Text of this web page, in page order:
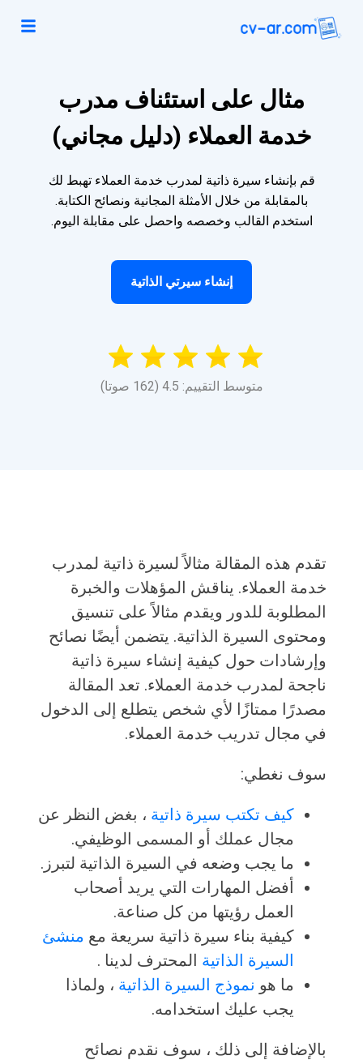
مثال على استئناف مدرب
خدمة العملاء (دليل مجاني)
قم بإنشاء سيرة ذاتية لمدرب خدمة العملاء تهبط لك
بالمقابلة من خلال الأمثلة المجانية ونصائح الكتابة.
استخدم القالب وخصصه واحصل على مقابلة اليوم.
إنشاء سيرتي الذاتية
متوسط التقييم: 4.5 (162 صوتا)
تقدم هذه المقالة مثالاً لسيرة ذاتية لمدرب
خدمة العملاء. يناقش المؤهلات والخبرة
المطلوبة للدور ويقدم مثالاً على تنسيق
ومحتوى السيرة الذاتية. يتضمن أيضًا نصائح
وإرشادات حول كيفية إنشاء سيرة ذاتية
ناجحة لمدرب خدمة العملاء. تعد المقالة
مصدرًا ممتازًا لأي شخص يتطلع إلى الدخول
في مجال تدريب خدمة العملاء.
سوف نغطي:
كيف تكتب سيرة ذاتية ، بغض النظر عن
مجال عملك أو المسمى الوظيفي.
ما يجب وضعه في السيرة الذاتية لتبرز.
أفضل المهارات التي يريد أصحاب
العمل رؤيتها من كل صناعة.
كيفية بناء سيرة ذاتية سريعة مع منشئ
السيرة الذاتية المحترف لدينا .
ما هو نموذج السيرة الذاتية ، ولماذا
يجب عليك استخدامه.
بالإضافة إلى ذلك ، سوف نقدم نصائح